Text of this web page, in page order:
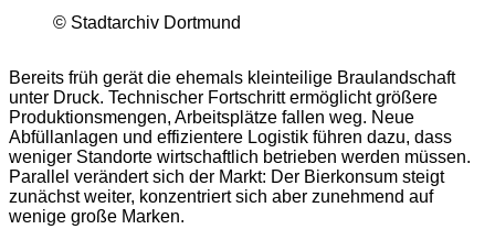
© Stadtarchiv Dortmund
Bereits früh gerät die ehemals kleinteilige Braulandschaft
unter Druck. Technischer Fortschritt ermöglicht größere
Produktionsmengen, Arbeitsplätze fallen weg. Neue
Abfüllanlagen und effizientere Logistik führen dazu, dass
weniger Standorte wirtschaftlich betrieben werden müssen.
Parallel verändert sich der Markt: Der Bierkonsum steigt
zunächst weiter, konzentriert sich aber zunehmend auf
wenige große Marken.